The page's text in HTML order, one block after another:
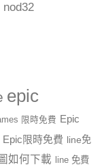
epic
限時免費 Epic
Epic限時免費 line免
如何下載
line 免費